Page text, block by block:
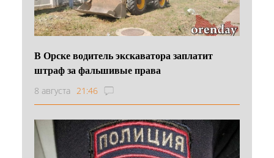
В Орске водитель экскаватора заплатит
штраф за фальшивые права
8 августа 21:46